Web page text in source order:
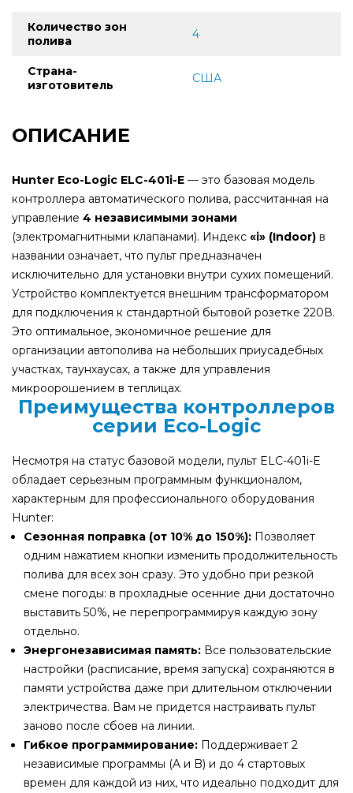
Количество зон
полива
4
Страна-
изготовитель
США
ОПИСАНИЕ
Hunter Eco-Logic ELC-401i-E — это базовая модель
контроллера автоматического полива, рассчитанная на
управление 4 независимыми зонами
(электромагнитными клапанами). Индекс «i» (Indoor) в
названии означает, что пульт предназначен
исключительно для установки внутри сухих помещений.
Устройство комплектуется внешним трансформатором
для подключения к стандартной бытовой розетке 220В.
Это оптимальное, экономичное решение для
организации автополива на небольших приусадебных
участках, таунхаусах, а также для управления
микроорошением в теплицах.
Преимущества контроллеров
серии Eco-Logic
Несмотря на статус базовой модели, пульт ELC-401i-E
обладает серьезным программным функционалом,
характерным для профессионального оборудования
Hunter:
Сезонная поправка (от 10% до 150%): Позволяет
одним нажатием кнопки изменить продолжительность
полива для всех зон сразу. Это удобно при резкой
смене погоды: в прохладные осенние дни достаточно
выставить 50%, не перепрограммируя каждую зону
отдельно.
Энергонезависимая память: Все пользовательские
настройки (расписание, время запуска) сохраняются в
памяти устройства даже при длительном отключении
электричества. Вам не придется настраивать пульт
заново после сбоев на линии.
Гибкое программирование: Поддерживает 2
независимые программы (A и B) и до 4 стартовых
времен для каждой из них, что идеально подходит для